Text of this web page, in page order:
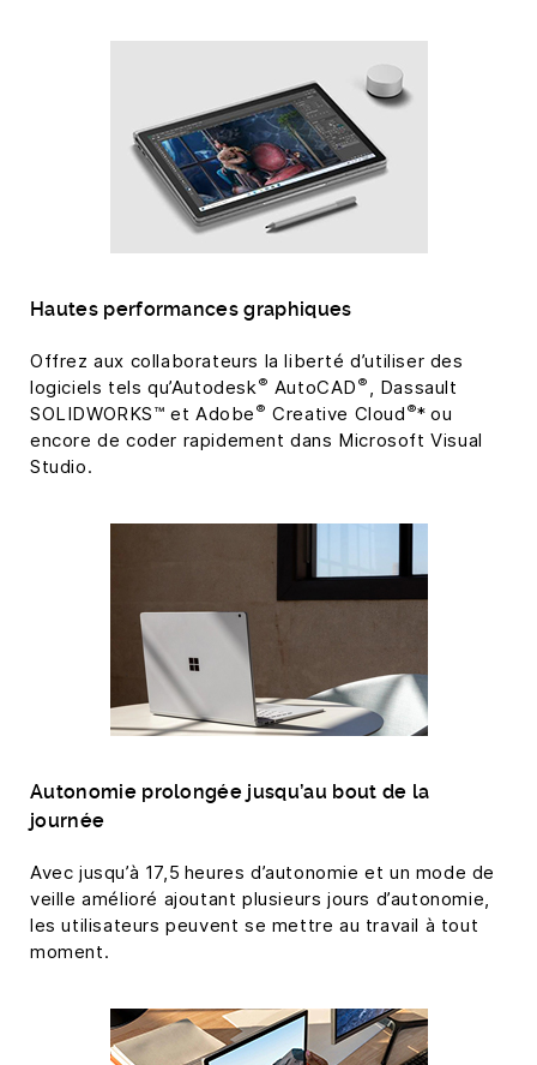
Hautes performances graphiques
Offrez aux collaborateurs la liberté d’utiliser des
logiciels tels qu’Autodesk® AutoCAD ® , Dassault
SOLIDWORKS™ et Adobe ® Creative Cloud ®* ou
encore de coder rapidement dans Microsoft Visual
Studio.
Autonomie prolongée jusqu’au bout de la
journée
Avec jusqu’à 17,5 heures d’autonomie et un mode de
veille amélioré ajoutant plusieurs jours d’autonomie,
les utilisateurs peuvent se mettre au travail à tout
moment.